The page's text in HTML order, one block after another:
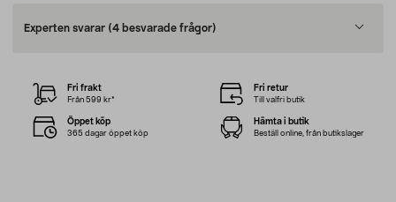
Experten svarar (4 besvarade frågor)
Fri frakt
Från 599 kr*
Fri retur
Till valfri butik
Öppet köp
365 dagar öppet köp
Hämta i butik
Beställ online, från butikslager